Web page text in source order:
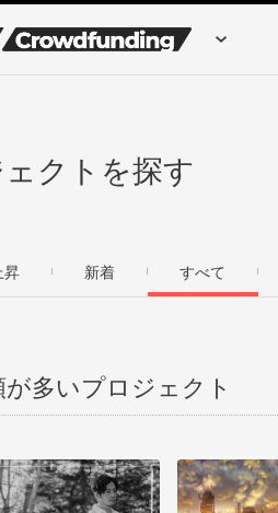
クトを探す
昇 新着 すべて
多いプロジェクト